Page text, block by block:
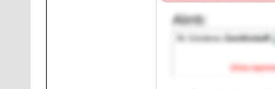
Alıntı:
İlk Gönderen ZenithinkeR
[Only